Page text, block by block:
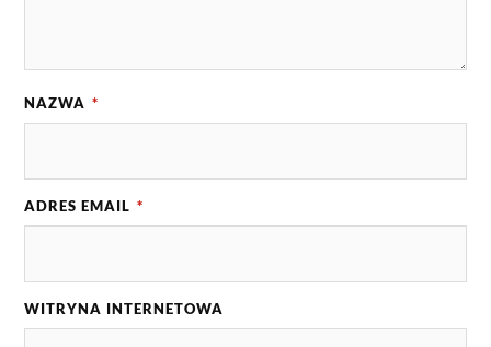
NAZWA *
ADRES EMAIL *
WITRYNA INTERNETOWA